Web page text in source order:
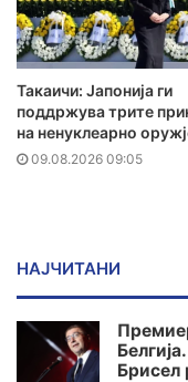
Такаичи: Јапонија ги
поддржува трите
на ненуклеарно
09.08.2026 09:05
НАЈЧИТАНИ
Брисел